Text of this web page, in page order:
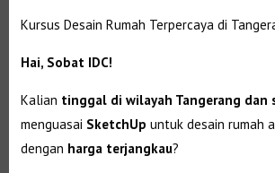
Kursus Desain Rumah Terpercaya di
Hai, Sobat IDC!
Kalian tinggal di wilayah Tangerang dan
menguasai SketchUp untuk desain rumah
dengan harga terjangkau?